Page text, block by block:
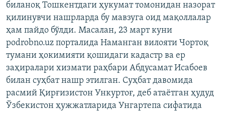
биланоқ Тошкентдаги ҳукумат томонидан назорат
қилинувчи нашрларда бу мавзуга оид мақоллалар
ҳам пайдо бўлди. Масалан, 23 март куни
podrobno.uz порталида Наманган вилояти Чортоқ
тумани ҳокимияти қошидаги кадастр ва ер
заҳиралари хизмати раҳбари Абдусамат Исабоев
билан суҳбат нашр этилган. Суҳбат давомида
расмий Қирғизистон Ункуртоғ, деб атаётган ҳудуд
Ўзбекистон ҳужжатларида Унгартепа сифатида